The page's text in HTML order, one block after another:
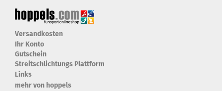
Versandkosten
Ihr Konto
Gutschein
Streitschlichtungs Plattform
Links
mehr von hoppels